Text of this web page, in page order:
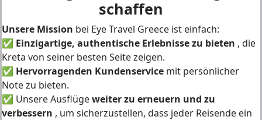
schaffen
Unsere Mission bei Eye Travel Greece ist einfach:
✅ Einzigartige, authentische Erlebnisse zu bieten , die
Kreta von seiner besten Seite zeigen.
✅ Hervorragenden Kundenservice mit persönlicher
Note zu bieten.
✅ Unsere Ausflügeweiter zu erneuern und zu
verbessern , um sicherzustellen, dass jeder Reisende ein